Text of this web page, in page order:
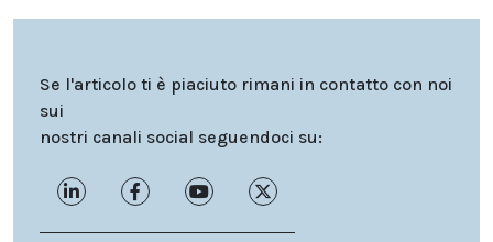
Se l'articolo ti è piaciuto rimani in contatto con noi
sui
nostri canali social seguendoci su: